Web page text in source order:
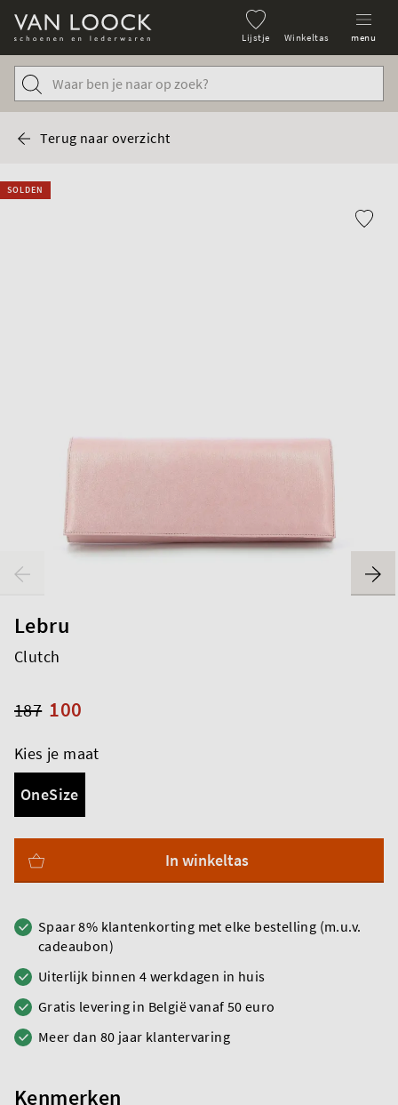
Lijstje Winkeltas menu
Terug naar overzicht
SOLDEN
Lebru
Clutch
100
187
Kies je maat
OneSize
In winkeltas
Spaar 8% klantenkorting met elke bestelling (m.u.v.
cadeaubon)
Uiterlijk binnen 4 werkdagen in huis
Gratis levering in België vanaf 50 euro
Meer dan 80 jaar klantervaring
Kenmerken